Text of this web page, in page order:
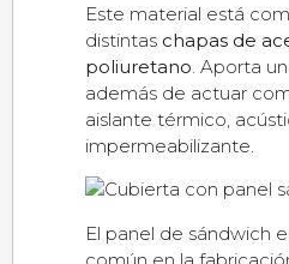
Este material está
distintas chapas de
poliuretano . Aporta
además de actuar
aislante térmico,
impermeabilizante.
El panel de sándwich
común en la